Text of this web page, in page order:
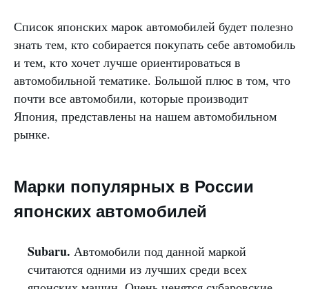
Список японских марок автомобилей будет полезно
знать тем, кто собирается покупать себе автомобиль
и тем, кто хочет лучше ориентироваться в
автомобильной тематике. Большой плюс в том, что
почти все автомобили, которые производит
Япония, представлены на нашем автомобильном
рынке.
Марки популярных в России
японских автомобилей
Subaru. Автомобили под данной маркой
считаются одними из лучших среди всех